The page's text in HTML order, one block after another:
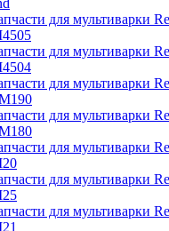
для мультиварки
для мультиварки
для мультиварки
для мультиварки
для мультиварки
для мультиварки
для мультиварки